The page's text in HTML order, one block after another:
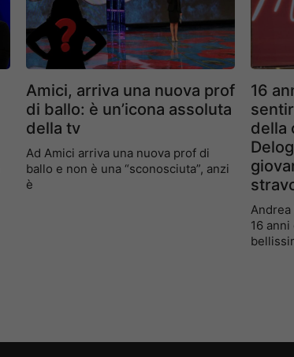
Amici, arriva una nuova prof
di ballo: è un’icona assoluta
della tv
Ad Amici arriva una nuova prof di
ballo e non è una “sconosciuta”, anzi
è
16
della
16